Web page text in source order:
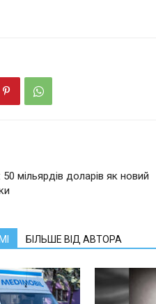
мільярдів доларів як новий
БІЛЬШЕ ВІД АВТОРА